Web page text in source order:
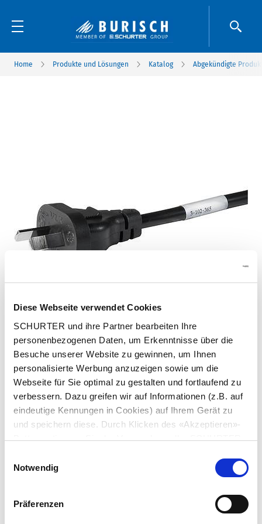
Diese Webseite verwendet Cookies
SCHURTER und ihre Partner bearbeiten Ihre
personenbezogenen Daten, um Erkenntnisse über die
Besuche unserer Website zu gewinnen, um Ihnen
personalisierte Werbung anzuzeigen sowie um die
Webseite für Sie optimal zu gestalten und fortlaufend zu
verbessern. Dazu greifen wir auf Informationen (z.B. auf
eindeutige Kennungen in Cookies) auf Ihrem Gerät zu
und speichern diese. Durch Klicken des «Akzeptieren»-
Buttons stimmen Sie der Verwendung aller SCHURTER
Ihre Einstellungen jederzeit ändern, indem Sie auf
Einstellungen werden unseren Partnern gemeldet und
haben keinen Einfluss auf die Browserdaten. Weitere
Notwendig
Präferenzen
Home Produkte und Lösungen Katalog Abgekündigte
Artikel: 3-102-365
Konfig. Code: -